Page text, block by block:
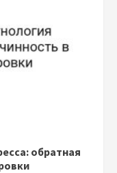
обратная